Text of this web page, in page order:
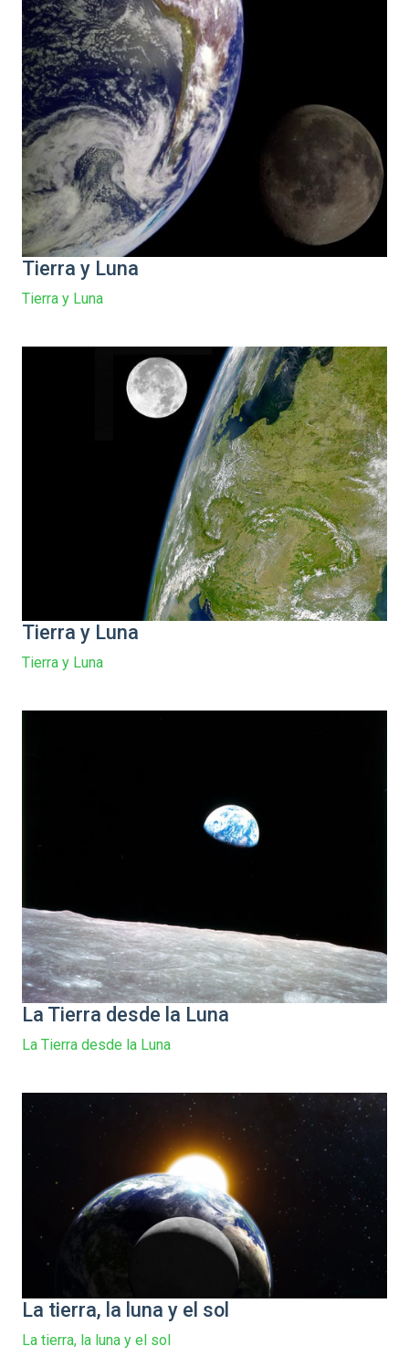
Tierra y Luna
Tierra y Luna
Tierra y Luna
Tierra y Luna
La Tierra desde la Luna
La Tierra desde la Luna
La tierra, la luna y el sol
La tierra, la luna y el sol